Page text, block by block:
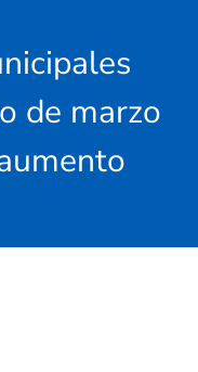
de marzo